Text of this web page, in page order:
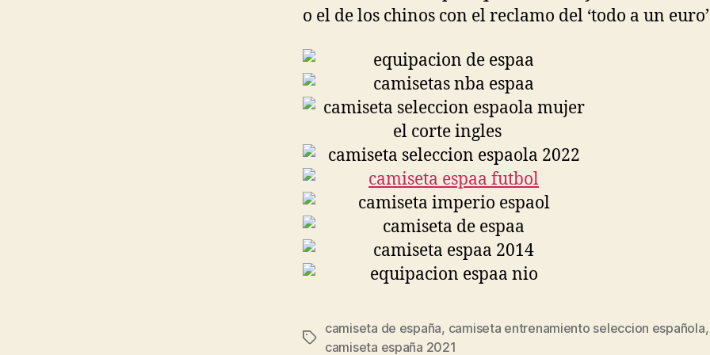
o el de los chinos con el reclamo del ‘todo a un
Etiquetas
camiseta de españa, camiseta entrenamiento seleccion española,
camiseta españa 2021